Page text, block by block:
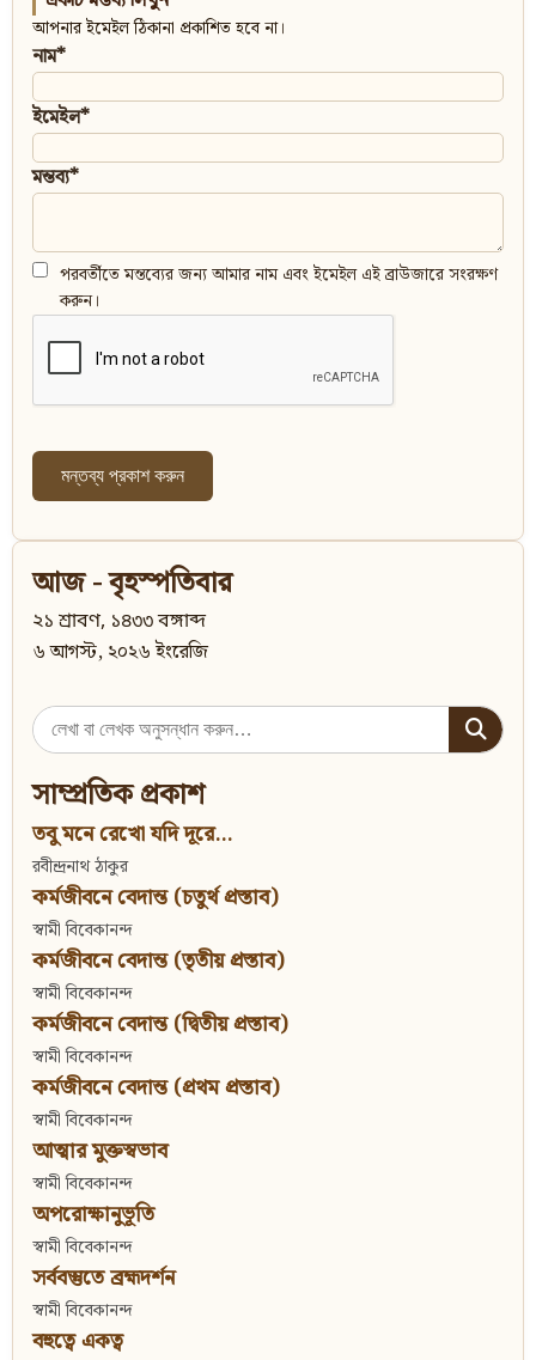
আপনার ইমেইল ঠিকানা প্রকাশিত হবে না।
নাম*
ইমেইল*
মন্তব্য*
পরবর্তীতে মন্তব্যের জন্য আমার নাম এবং ইমেইল এই ব্রাউজারে সংরক্ষণ
করুন।
আজ - বৃহস্পতিবার
২১ শ্রাবণ, ১৪৩৩ বঙ্গাব্দ
৬ আগস্ট, ২০২৬ ইংরেজি
Search
for:
সাম্প্রতিক প্রকাশ
তবু মনে রেখো যদি দূরে...
রবীন্দ্রনাথ ঠাকুর
কর্মজীবনে বেদান্ত (চতুর্থ প্রস্তাব)
স্বামী বিবেকানন্দ
কর্মজীবনে বেদান্ত (তৃতীয় প্রস্তাব)
স্বামী বিবেকানন্দ
কর্মজীবনে বেদান্ত (দ্বিতীয় প্রস্তাব)
স্বামী বিবেকানন্দ
কর্মজীবনে বেদান্ত (প্রথম প্রস্তাব)
স্বামী বিবেকানন্দ
আত্মার মুক্তস্বভাব
স্বামী বিবেকানন্দ
অপরোক্ষানুভূতি
স্বামী বিবেকানন্দ
সর্ববস্তুতে ব্রহ্মদর্শন
স্বামী বিবেকানন্দ
বহুত্বে একত্ব